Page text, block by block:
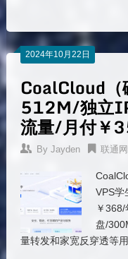
2024年10月22日
CoalCloud
512M/独立
流量/月付￥
By Jayden 联通
VPS学
￥
盘/
量转发和家宽反穿透等用